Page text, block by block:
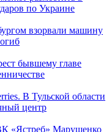
по Украине
взорвали машину
бывшему главе
В Тульской области
центр
«Ястреб» Марущенко